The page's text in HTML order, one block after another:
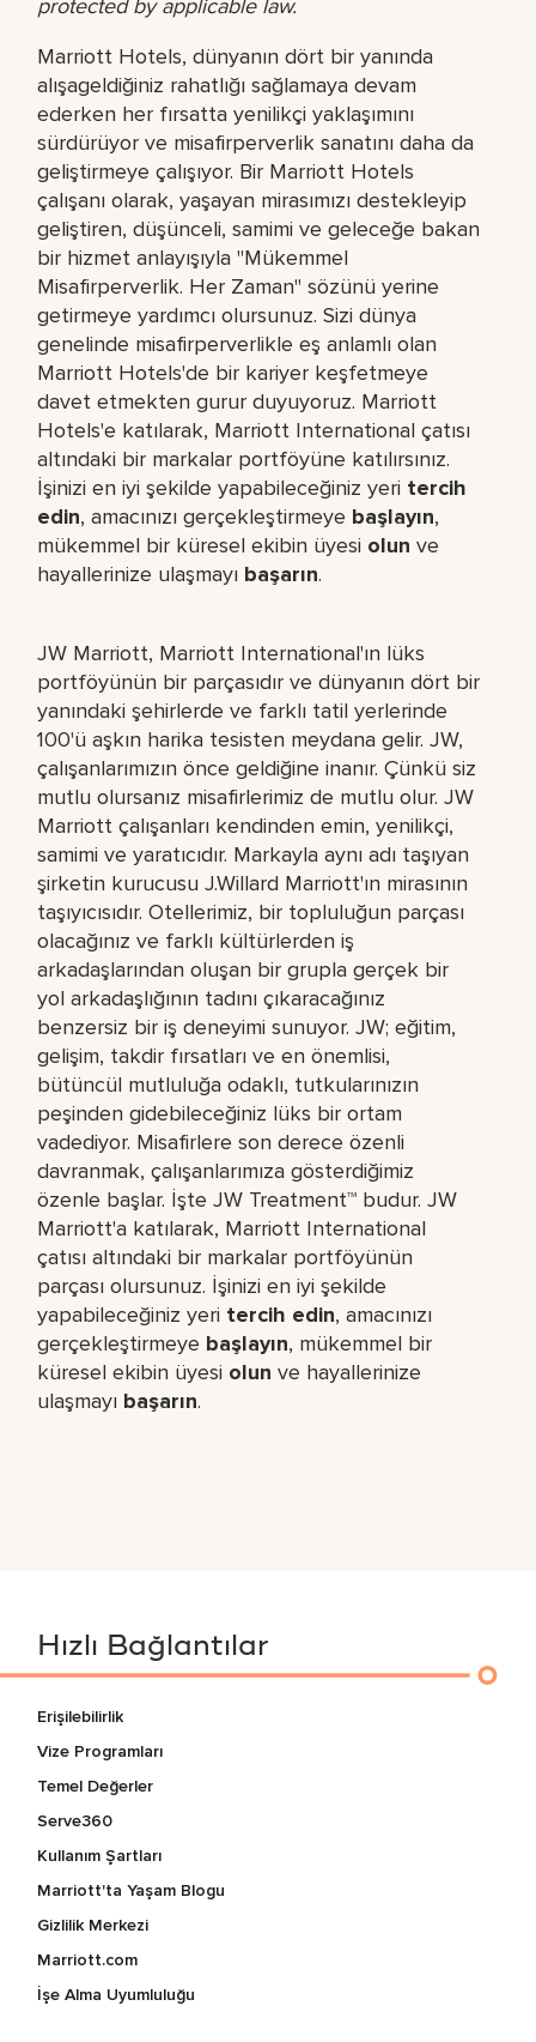
protected by applicable law.
Marriott Hotels, dünyanın dört bir yanında
alışageldiğiniz rahatlığı sağlamaya devam
ederken her fırsatta yenilikçi yaklaşımını
sürdürüyor ve misafirperverlik sanatını daha da
geliştirmeye çalışıyor. Bir Marriott Hotels
çalışanı olarak, yaşayan mirasımızı destekleyip
geliştiren, düşünceli, samimi ve geleceğe bakan
bir hizmet anlayışıyla "Mükemmel
Misafirperverlik. Her Zaman" sözünü yerine
getirmeye yardımcı olursunuz. Sizi dünya
genelinde misafirperverlikle eş anlamlı olan
Marriott Hotels'de bir kariyer keşfetmeye
davet etmekten gurur duyuyoruz. Marriott
Hotels'e katılarak, Marriott International çatısı
altındaki bir markalar portföyüne katılırsınız.
İşinizi en iyi şekilde yapabileceğiniz yeri​ tercih
edin, amacınızı gerçekleştirmeye başlayın,
mükemmel bir küresel​ ekibin üyesi olun ve
hayallerinize ulaşmayı başarın.
JW Marriott, Marriott International'ın lüks
portföyünün bir parçasıdır ve dünyanın dört bir
yanındaki şehirlerde ve farklı tatil yerlerinde
100'ü aşkın harika tesisten meydana gelir. JW,
çalışanlarımızın önce geldiğine inanır. Çünkü siz
mutlu olursanız misafirlerimiz de mutlu olur. JW
Marriott çalışanları kendinden emin, yenilikçi,
samimi ve yaratıcıdır. Markayla aynı adı taşıyan
şirketin kurucusu J.Willard Marriott'ın mirasının
taşıyıcısıdır. Otellerimiz, bir topluluğun parçası
olacağınız ve farklı kültürlerden iş
arkadaşlarından oluşan bir grupla gerçek bir
yol arkadaşlığının tadını çıkaracağınız
benzersiz bir iş deneyimi sunuyor. JW; eğitim,
gelişim, takdir fırsatları ve en önemlisi,
bütüncül mutluluğa odaklı, tutkularınızın
peşinden gidebileceğiniz lüks bir ortam
vadediyor. Misafirlere son derece özenli
davranmak, çalışanlarımıza gösterdiğimiz
özenle başlar. İşte JW Treatment™ budur. JW
Marriott'a katılarak, Marriott International
çatısı altındaki bir markalar portföyünün
parçası olursunuz. İşinizi en iyi şekilde
yapabileceğiniz yeri​ tercih edin, amacınızı
gerçekleştirmeye başlayın, mükemmel bir
küresel​ ekibin üyesi olun ve hayallerinize
ulaşmayı başarın.
Hızlı Bağlantılar
Erişilebilirlik
Vize Programları
Temel Değerler
Serve360
Kullanım Şartları
Marriott'ta Yaşam Blogu
Gizlilik Merkezi
Marriott.com
İşe Alma Uyumluluğu